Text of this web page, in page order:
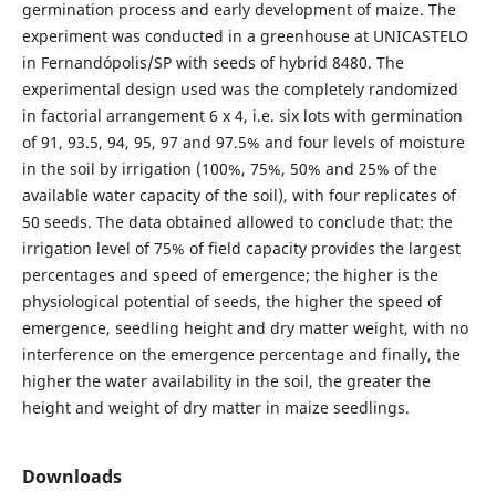
germination process and early development of maize. The
experiment was conducted in a greenhouse at UNICASTELO
in Fernandópolis/SP with seeds of hybrid 8480. The
experimental design used was the completely randomized
in factorial arrangement 6 x 4, i.e. six lots with germination
of 91, 93.5, 94, 95, 97 and 97.5% and four levels of moisture
in the soil by irrigation (100%, 75%, 50% and 25% of the
available water capacity of the soil), with four replicates of
50 seeds. The data obtained allowed to conclude that: the
irrigation level of 75% of field capacity provides the largest
percentages and speed of emergence; the higher is the
physiological potential of seeds, the higher the speed of
emergence, seedling height and dry matter weight, with no
interference on the emergence percentage and finally, the
higher the water availability in the soil, the greater the
height and weight of dry matter in maize seedlings.
Downloads